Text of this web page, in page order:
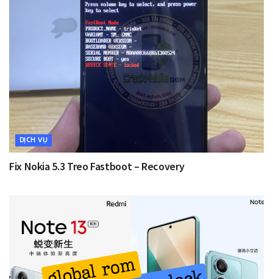
DỊCH VỤ
Fix Nokia 5.3 Treo Fastboot – Recovery